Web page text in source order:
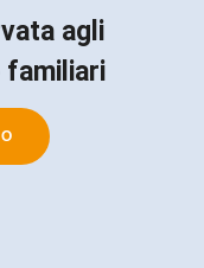
agli
familiari